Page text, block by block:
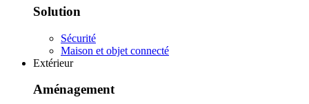
Solution
Sécurité
Maison et objet connecté
Extérieur
Aménagement